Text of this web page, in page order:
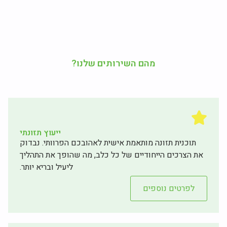
מהם השירותים שלנו?
ייעוץ תזונתי
תוכנית תזונה מותאמת אישית לאהובכם הפרוותי. נבדוק
את הצרכים הייחודיים של כל כלב, מה שהופך את התהליך
ליעיל ובריא יותר.
לפרטים נוספים